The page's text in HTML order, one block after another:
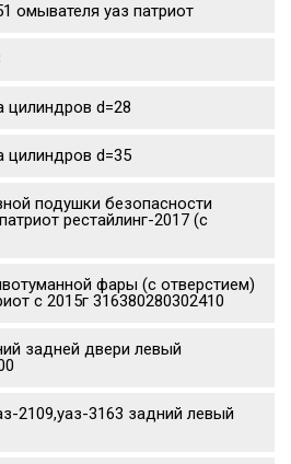
омывателя уаз патриот
цилиндров d=28
цилиндров d=35
подушки безопасности
рестайлинг-2017 (с
фары (с отверстием)
с 2015г 316380280302410
задней двери левый
2109,уаз-3163 задний левый